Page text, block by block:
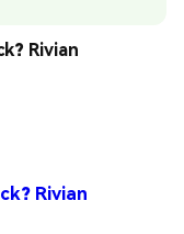
Rivian
Rivian